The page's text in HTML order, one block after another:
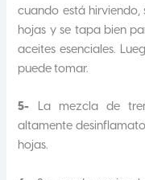
cuando está hirviendo,
hojas y se tapa bien
aceites esenciales.
puede tomar.
5- La mezcla de
altamente
hojas.